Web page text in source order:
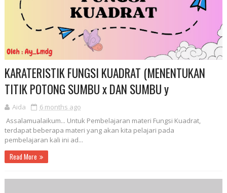
KARATERISTIK FUNGSI KUADRAT (MENENTUKAN
TITIK POTONG SUMBU x DAN SUMBU y
Aida
6 months ago
Assalamualaikum... Untuk Pembelajaran materi Fungsi Kuadrat,
terdapat beberapa materi yang akan kita pelajari pada
pembelajaran kali ini ad...
Read More